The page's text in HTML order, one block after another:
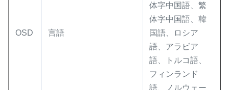
OSD 言語
体字中国語、繁
体字中国語、韓
国語、ロシア
語、アラビア
語、トルコ語、
フィンランド
語、ノルウェー